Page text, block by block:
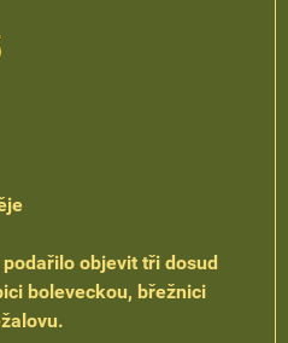
objevit tři dosud
boleveckou, břežnici